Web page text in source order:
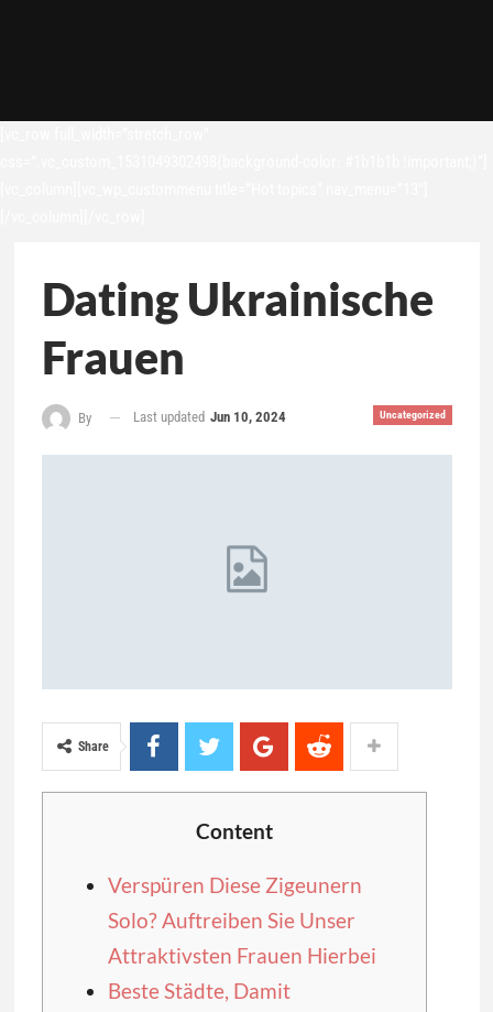
Dating Ukrainische
Frauen
Uncategorized
By Last updated Jun 10, 2024
Share
Content
Verspüren Diese Zigeunern
Solo? Auftreiben Sie Unser
Attraktivsten Frauen Hierbei
Beste Städte, Damit